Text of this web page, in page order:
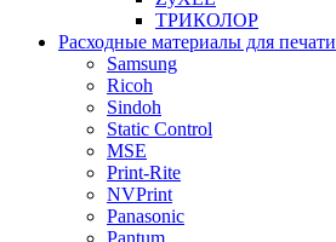
ТРИКОЛОР
Расходные материалы для печати
Samsung
Ricoh
Sindoh
Static Control
MSE
Print-Rite
NVPrint
Panasonic